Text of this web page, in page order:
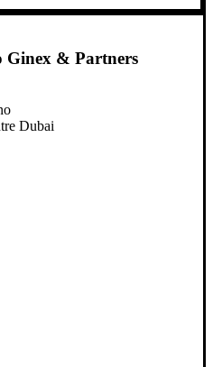
Ginex & Partners
Dubai